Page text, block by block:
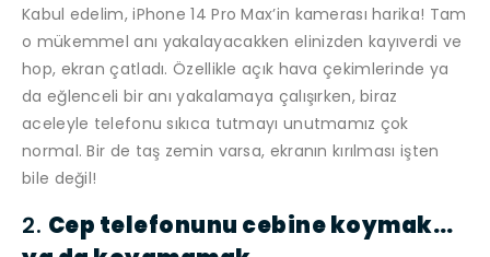
Kabul edelim, iPhone 14 Pro Max’in kamerası harika! Tam
o mükemmel anı yakalayacakken elinizden kayıverdi ve
hop, ekran çatladı. Özellikle açık hava çekimlerinde ya
da eğlenceli bir anı yakalamaya çalışırken, biraz
aceleyle telefonu sıkıca tutmayı unutmamız çok
normal. Bir de taş zemin varsa, ekranın kırılması işten
bile değil!
2. Cep telefonunu cebine koymak…